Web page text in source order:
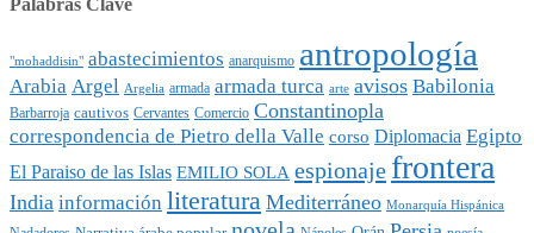
Palabras Clave
"mohaddisin" abastecimientos anarquismo antropología
Arabia Argel Argelia armada armada turca arte avisos Babilonia
Barbarroja cautivos Cervantes Comercio Constantinopla
correspondencia de Pietro della Valle corso Diplomacia Egipto
El Paraiso de las Islas EMILIO SOLA espionaje frontera
India información literatura Mediterráneo Monarquía Hispánica